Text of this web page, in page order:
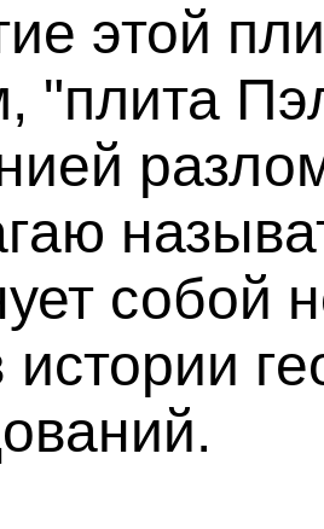
этой
"плита
собой
истории